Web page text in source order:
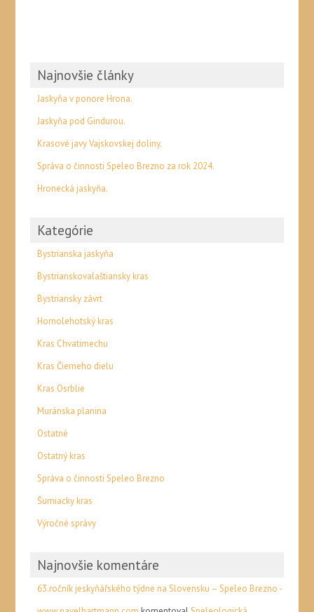
Najnovšie články
Jaskyňa v ponore Hrona.
Jaskyňa pod Gindurou.
Krasové javy Vajskovskej doliny.
Správa o činnosti Speleo Brezno za rok 2024.
Hronecká jaskyňa.
Kategórie
Bystrianska jaskyňa
Bystrianskovalaštiansky kras
Bystriansky závrt
Hornolehotský kras
Kras Chvatimechu
Kras Čierneho dielu
Kras Osrblie
Muránska planina
Ostatné
Ostatný kras
Správa o činnosti Speleo Brezno
Šumiacky kras
Výročné správy
Najnovšie komentáre
63.ročník jeskyňářského týdne na Slovensku – Speleo Brezno -